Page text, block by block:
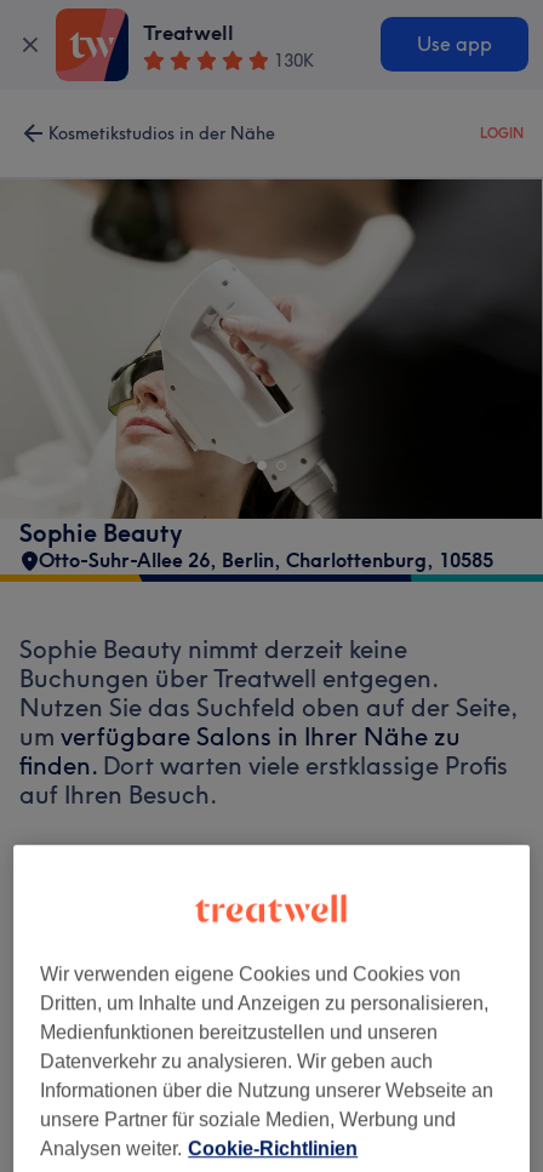
Treatwell
130K
Use app
Kosmetikstudios in der Nähe LOGIN
Sophie Beauty
Otto-Suhr-Allee 26, Berlin, Charlottenburg, 10585
Sophie Beauty nimmt derzeit keine
Buchungen über Treatwell entgegen.
Nutzen Sie das Suchfeld oben auf der Seite,
um verfügbare Salons in Ihrer Nähe zu
finden. Dort warten viele erstklassige Profis
auf Ihren Besuch.
Auf Treatwell finden
Mehr Salons anzeigen
Wir verwenden eigene Cookies und Cookies von
Dritten, um Inhalte und Anzeigen zu personalisieren,
Medienfunktionen bereitzustellen und unseren
Datenverkehr zu analysieren. Wir geben auch
Informationen über die Nutzung unserer Webseite an
unsere Partner für soziale Medien, Werbung und
Analysen weiter. Cookie-Richtlinien